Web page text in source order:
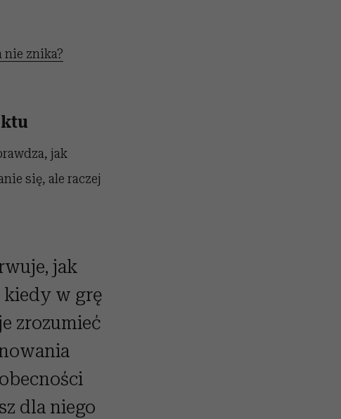
nie znika?
jak
się, ale raczej
jak
w grę
zrozumieć
dla niego